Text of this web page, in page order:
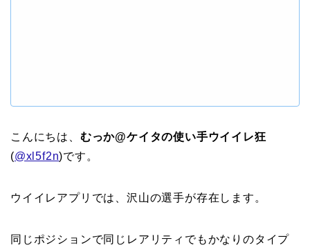
こんにちは、 むっか@ケイタの使い手ウイイレ狂
(@xl5f2n)です。
ウイイレアプリでは、沢山の選手が存在します。
同じポジションで同じレアリティでもかなりのタイプ